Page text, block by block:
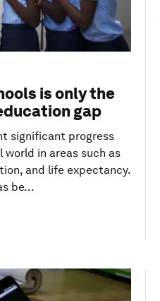
is only the
gap
significant progress
in areas such as
and life expectancy.
be...